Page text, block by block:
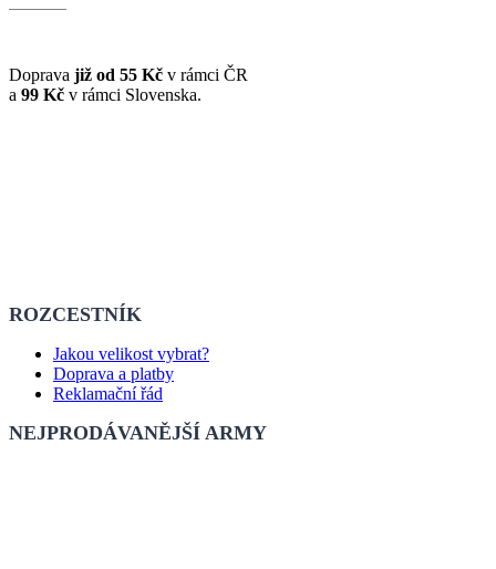
Doprava již od 55 Kč v rámci ČR
a 99 Kč v rámci Slovenska.
ROZCESTNÍK
Jakou velikost vybrat?
Doprava a platby
Reklamační řád
NEJPRODÁVANĚJŠÍ ARMY